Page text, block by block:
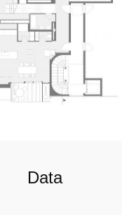
Data